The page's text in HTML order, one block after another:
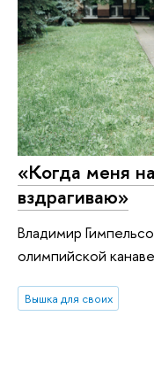
«Когда меня
вздрагиваю»
Владимир
олимпийской
Вышка для своих